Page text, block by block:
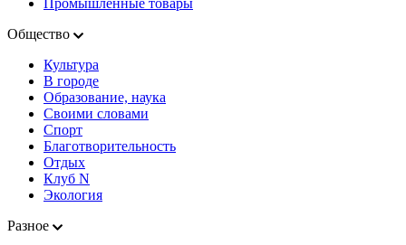
Промышленные товары
Общество
Культура
В городе
Образование, наука
Своими словами
Спорт
Благотворительность
Отдых
Клуб N
Экология
Разное